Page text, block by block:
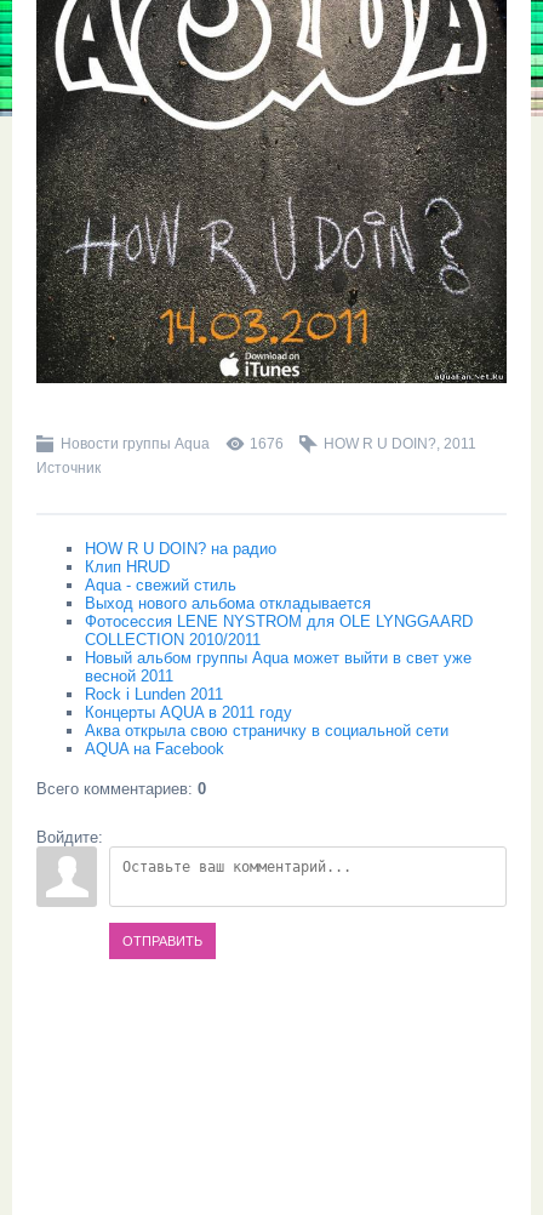
Новости группы Aqua 1676 HOW R U DOIN?, 2011
Источник
HOW R U DOIN? на радио
Клип HRUD
Aqua - свежий стиль
Выход нового альбома откладывается
Фотосессия LENE NYSTROM для OLE LYNGGAARD
COLLECTION 2010/2011
Новый альбом группы Aqua может выйти в свет уже
весной 2011
Rock i Lunden 2011
Концерты AQUA в 2011 году
Аква открыла свою страничку в социальной сети
AQUA на Facebook
Всего комментариев: 0
Войдите:
ОТПРАВИТЬ